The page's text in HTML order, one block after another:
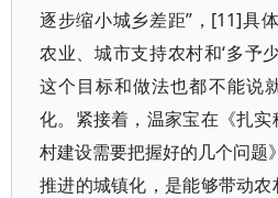
逐步缩小城乡差距”，[11]具
农业、城市支持农村和‘多予
这个目标和做法也都不能说
化。紧接着，温家宝在《扎
村建设需要把握好的几个问题
推进的城镇化，是能够带动